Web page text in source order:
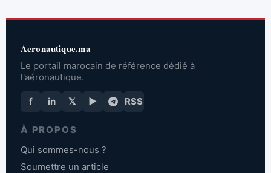
Aeronautique.ma
Le portail marocain de référence dédié à
l'aéronautique.
f in 𝕏 ▶ RSS
À PROPOS
Qui sommes-nous ?
Soumettre un article